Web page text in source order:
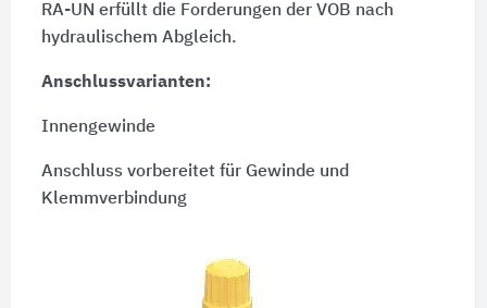
RA-UN erfüllt die Forderungen der VOB nach
hydraulischem Abgleich.
Anschlussvarianten:
Innengewinde
Anschluss vorbereitet für Gewinde und
Klemmverbindung